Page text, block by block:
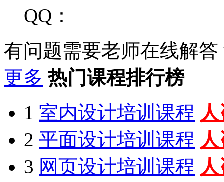
QQ：
有问题需要老师在线解答
更多 热门课程排行榜
1 室内设计培训课程
2 平面设计培训课程
3 网页设计培训课程